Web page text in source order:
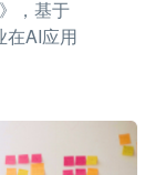
，基于
在AI应用